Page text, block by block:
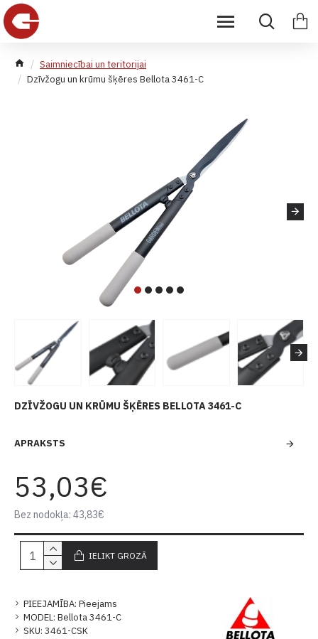
Saimniecībai un teritorijai
Dzīvžogu un krūmu šķēres Bellota 3461-C
DZĪVŽOGU UN KRŪMU ŠĶĒRES BELLOTA 3461-C
APRAKSTS
PIEEJAMĪBA: Pieejams
MODEL: Bellota 3461-C
SKU: 3461-CSK
53,03€
Bez nodokļa: 43,83€
IELIKT GROZĀ